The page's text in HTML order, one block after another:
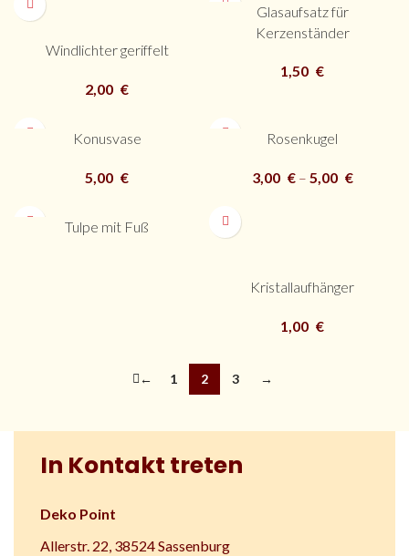
Windlichter geriffelt
2,00 €
Glasaufsatz für
Kerzenständer
1,50 €
Konusvase
5,00 €
Rosenkugel
3,00 €– 5,00 €
Tulpe mit Fuß
Kristallaufhänger
1,00 €
← 1 2 3 →
In Kontakt treten
Deko Point
Allerstr. 22, 38524 Sassenburg